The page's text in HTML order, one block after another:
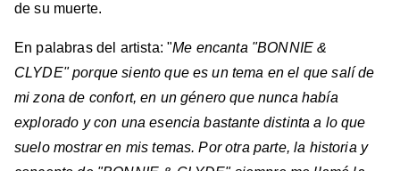
de su muerte.
En palabras del artista: "Me encanta "BONNIE &
CLYDE" porque siento que es un tema en el que salí de
mi zona de confort, en un género que nunca había
explorado y con una esencia bastante distinta a lo que
suelo mostrar en mis temas. Por otra parte, la historia y